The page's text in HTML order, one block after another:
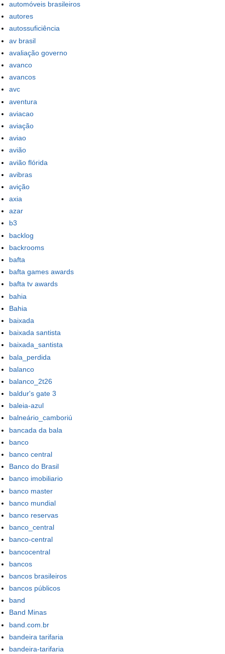
automóveis brasileiros
autores
autossuficiência
av brasil
avaliação governo
avanco
avancos
avc
aventura
aviacao
aviação
aviao
avião
avião flórida
avibras
avição
axia
azar
b3
backlog
backrooms
bafta
bafta games awards
bafta tv awards
bahia
Bahia
baixada
baixada santista
baixada_santista
bala_perdida
balanco
balanco_2t26
baldur's gate 3
baleia-azul
balneário_camboriú
bancada da bala
banco
banco central
Banco do Brasil
banco imobiliario
banco master
banco mundial
banco reservas
banco_central
banco-central
bancocentral
bancos
bancos brasileiros
bancos públicos
band
Band Minas
band.com.br
bandeira tarifaria
bandeira-tarifaria